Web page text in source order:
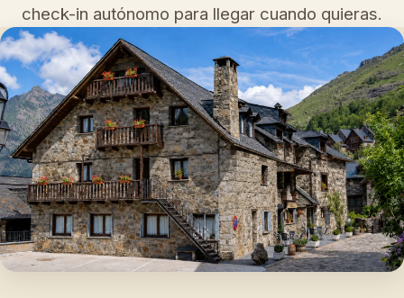
check-in autónomo para llegar cuando quieras.